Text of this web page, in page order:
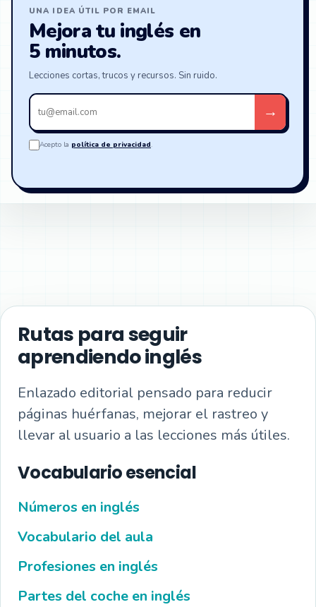
UNA IDEA ÚTIL POR EMAIL
Mejora tu inglés en
5 minutos.
Lecciones cortas, trucos y recursos. Sin ruido.
Tu
email
→
Acepto la política de privacidad.
Rutas para seguir
aprendiendo inglés
Enlazado editorial pensado para reducir
páginas huérfanas, mejorar el rastreo y
llevar al usuario a las lecciones más útiles.
Vocabulario esencial
Números en inglés
Vocabulario del aula
Profesiones en inglés
Partes del coche en inglés